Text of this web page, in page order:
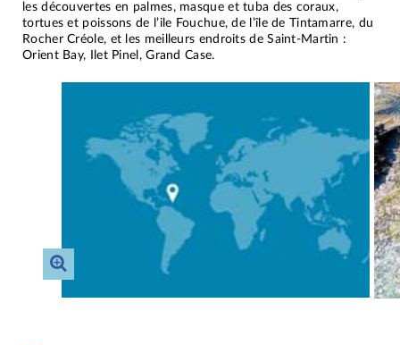
les découvertes en palmes, masque et tuba des coraux,
tortues et poissons de l’ile Fouchue, de l’île de Tintamarre, du
Rocher Créole, et les meilleurs endroits de Saint-Martin :
Orient Bay, Ilet Pinel, Grand Case.